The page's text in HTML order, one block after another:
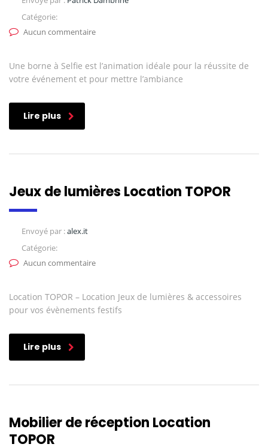
Catégorie:
Aucun commentaire
Une borne à Selfie est l’animation idéale pour la réussite de
votre événement et pour mettre l’ambiance
Lire plus
Jeux de lumières Location TOPOR
Envoyé par :alex.it
Catégorie:
Aucun commentaire
Location TOPOR – Location Jeux de lumières & accessoires
pour vos évènements festifs
Lire plus
Mobilier de réception Location
TOPOR